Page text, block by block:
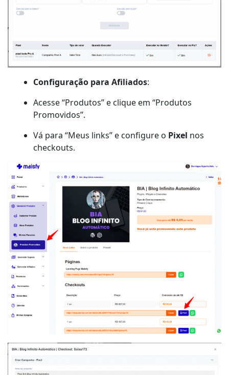
Configuração para Afiliados:
Acesse “Produtos” e clique em “Produtos
Promovidos”.
Vá para “Meus links” e configure o Pixel nos
checkouts.